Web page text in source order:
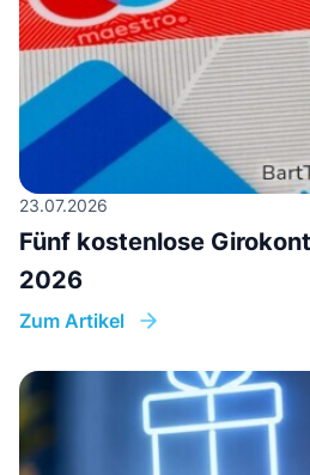
23.07.2026
Fünf kostenlose
2026
Zum Artikel